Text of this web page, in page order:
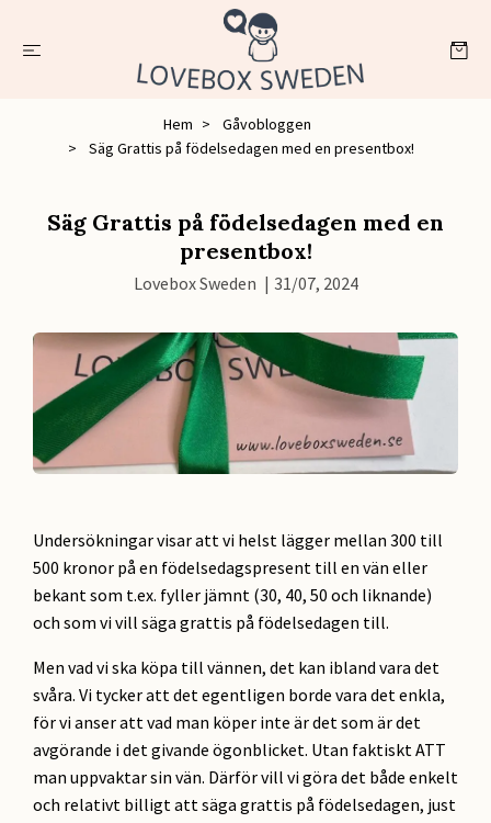
Hem
Gåvobloggen
Säg Grattis på födelsedagen med en presentbox!
Säg Grattis på födelsedagen med en
presentbox!
Lovebox Sweden | 31/07, 2024
Undersökningar visar att vi helst lägger mellan 300 till
500 kronor på en födelsedagspresent till en vän eller
bekant som t.ex. fyller jämnt (30, 40, 50 och liknande)
och som vi vill säga grattis på födelsedagen till.
Men vad vi ska köpa till vännen, det kan ibland vara det
svåra. Vi tycker att det egentligen borde vara det enkla,
för vi anser att vad man köper inte är det som är det
avgörande i det givande ögonblicket. Utan faktiskt ATT
man uppvaktar sin vän. Därför vill vi göra det både enkelt
och relativt billigt att säga grattis på födelsedagen, just